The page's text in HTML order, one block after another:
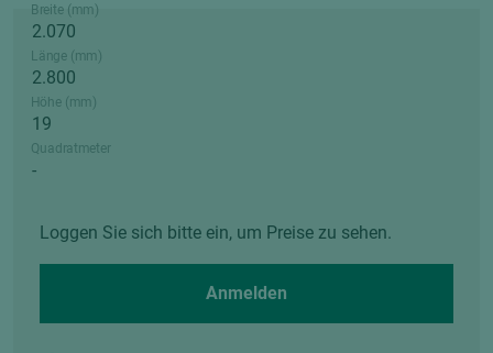
Breite (mm)
Länge (mm)
Höhe (mm)
Quadratmeter
Loggen Sie sich bitte ein, um Preise zu sehen.
Anmelden